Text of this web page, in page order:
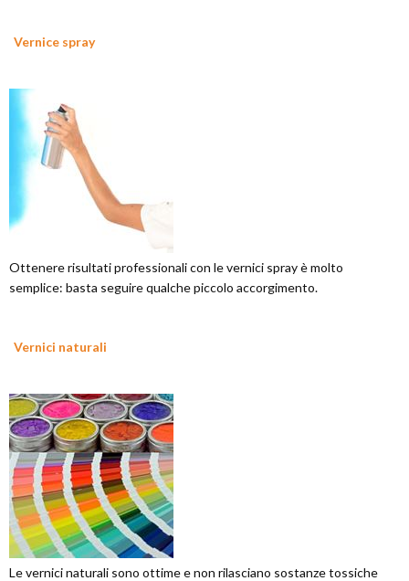
Vernice spray
Ottenere risultati professionali con le vernici spray è molto
semplice: basta seguire qualche piccolo accorgimento.
Vernici naturali
Le vernici naturali sono ottime e non rilasciano sostanze tossiche